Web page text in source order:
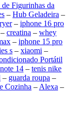
Figurinhas da
– Hub Geladeira –
– iphone 16 pro
– creatina – whey
– iphone 15 pro
s – xiaomi –
Portátil
14 – tenis nike
– guarda roupa –
Cozinha – Alexa –